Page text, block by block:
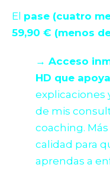
El pase (cuatro
59,90 € (menos
→ Acceso
HD que
explicaciones
de mis
coaching.
calidad para
aprendas a